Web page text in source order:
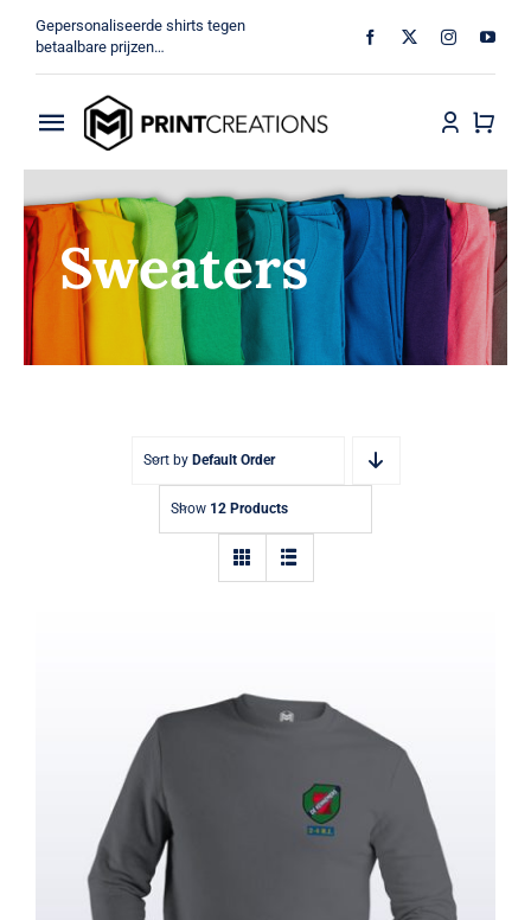
naar
inhoud
Gepersonaliseerde shirts tegen
betaalbare prijzen…
Toggle
Navigation
Home
Militair
Veteraan
MV Print Creations
Sweaters
Sort by Default Order
Show 12 Products
Sweater Heren – Kennemer Bataljon